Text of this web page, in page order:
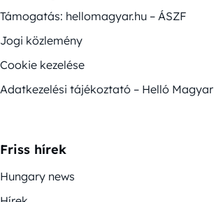
Támogatás: hellomagyar.hu – ÁSZF
Jogi közlemény
Cookie kezelése
Adatkezelési tájékoztató – Helló Magyar
Friss hírek
Hungary news